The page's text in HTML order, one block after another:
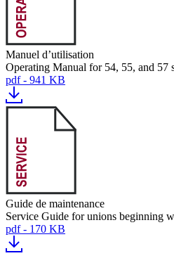
Manuel d’utilisation
Operating Manual for 54, 55, and 57
pdf - 941 KB
Guide de maintenance
Service Guide for unions beginning
pdf - 170 KB